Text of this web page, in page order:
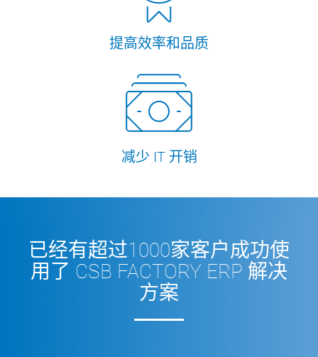
提高效率和品质
减少 IT 开销
已经有超过1000家客户成功使
用了 CSB FACTORY ERP 解决
方案